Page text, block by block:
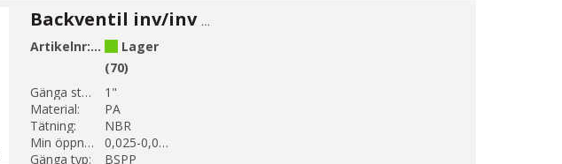
Backventil inv/inv 1"
Artikelnr:430235008
Lager
(70)
Gänga storlek 1:
1"
Material:
PA
Tätning:
NBR
Min öppningstryck (bar):
0,025-0,035
Gänga typ:
BSPP